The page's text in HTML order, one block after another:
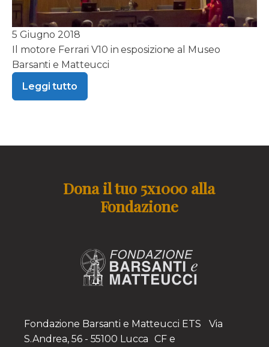
5 Giugno 2018
Il motore Ferrari V10 in esposizione al Museo
Barsanti e Matteucci
Leggi tutto
Dona il tuo 5x1000 alla
Fondazione
Fondazione Barsanti e Matteucci ETS Via
S.Andrea, 56 - 55100 Lucca CF e